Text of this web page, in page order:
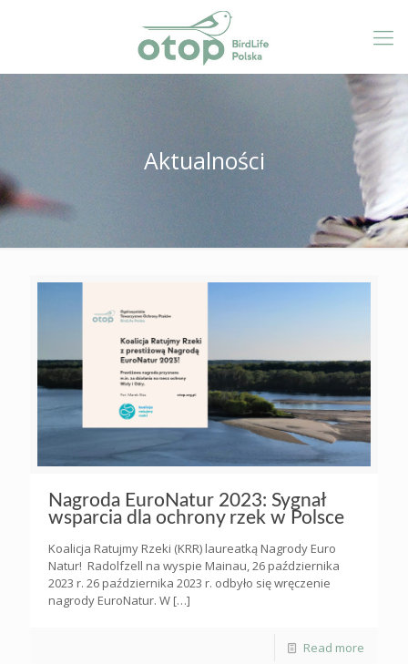
Aktualności
Nagroda EuroNatur 2023: Sygnał
wsparcia dla ochrony rzek w Polsce
Koalicja Ratujmy Rzeki (KRR) laureatką Nagrody Euro
Natur! Radolfzell na wyspie Mainau, 26 października
2023 r. 26 października 2023 r. odbyło się wręczenie
nagrody EuroNatur. W […]
Read more